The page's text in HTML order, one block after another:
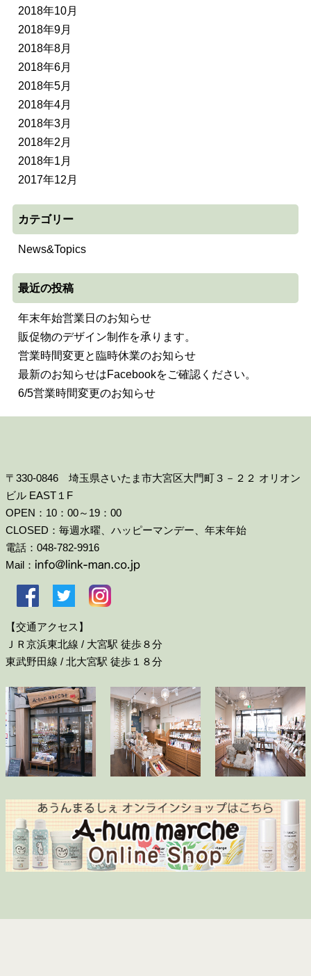
2018年10月
2018年9月
2018年8月
2018年6月
2018年5月
2018年4月
2018年3月
2018年2月
2018年1月
2017年12月
カテゴリー
News&Topics
最近の投稿
年末年始営業日のお知らせ
販促物のデザイン制作を承ります。
営業時間変更と臨時休業のお知らせ
最新のお知らせはFacebookをご確認ください。
6/5営業時間変更のお知らせ
〒330-0846 埼玉県さいたま市大宮区大門町３－２２ オリオン
ビル EAST１F
OPEN：10：00～19：00
CLOSED：毎週水曜、ハッピーマンデー、年末年始
電話：048-782-9916
Mail：
【交通アクセス】
ＪＲ京浜東北線 / 大宮駅 徒歩８分
東武野田線 / 北大宮駅 徒歩１８分